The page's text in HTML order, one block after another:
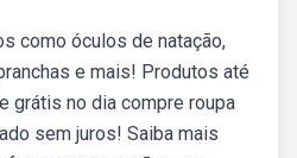
como óculos de natação,
e mais! Produtos até
grátis no dia compre roupa
sem juros! Saiba mais